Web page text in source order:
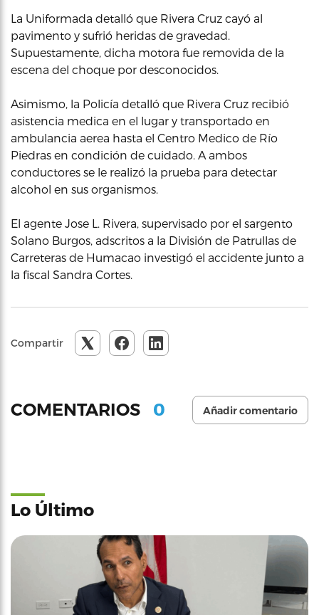
La Uniformada detalló que Rivera Cruz cayó al
pavimento y sufrió heridas de gravedad.
Supuestamente, dicha motora fue removida de la
escena del choque por desconocidos.
Asimismo, la Policía detalló que Rivera Cruz recibió
asistencia medica en el lugar y transportado en
ambulancia aerea hasta el Centro Medico de Río
Piedras en condición de cuidado. A ambos
conductores se le realizó la prueba para detectar
alcohol en sus organismos.
El agente Jose L. Rivera, supervisado por el sargento
Solano Burgos, adscritos a la División de Patrullas de
Carreteras de Humacao investigó el accidente junto a
la fiscal Sandra Cortes.
Compartir
COMENTARIOS 0 Añadir comentario
Lo Último